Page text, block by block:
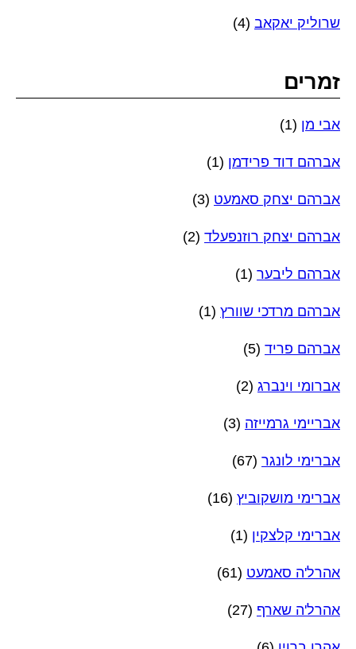
שרוליק יאקאב (4)
זמרים
אבי מן (1)
אברהם דוד פרידמן (1)
אברהם יצחק סאמעט (3)
אברהם יצחק רוזנפעלד (2)
אברהם ליבער (1)
אברהם מרדכי שוורץ (1)
אברהם פריד (5)
אברומי וינברג (2)
אבריימי גרמייזה (3)
אברימי לונגר (67)
אברימי מושקוביץ (16)
אברימי קלצקין (1)
אהרל'ה סאמעט (61)
אהרל'ה שארף (27)